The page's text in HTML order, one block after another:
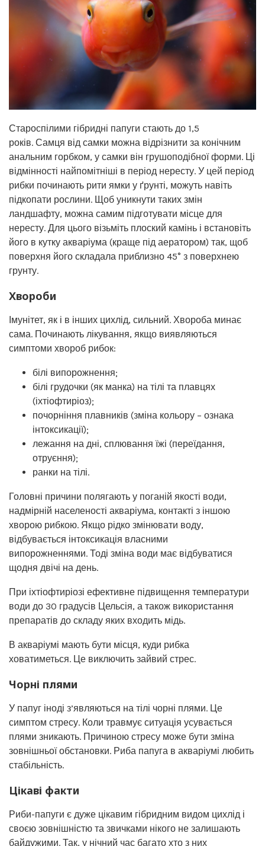
Староспілими гібридні папуги стають до 1,5
років. Самця від самки можна відрізнити за конічним
анальним горбком, у самки він грушоподібної форми. Ці
відмінності найпомітніші в період нересту. У цей період
рибки починають рити ямки у ґрунті, можуть навіть
підкопати рослини. Щоб уникнути таких змін
ландшафту, можна самим підготувати місце для
нересту. Для цього візьміть плоский камінь і встановіть
його в кутку акваріума (краще під аератором) так, щоб
поверхня його складала приблизно 45° з поверхнею
грунту.
Хвороби
Імунітет, як і в інших цихлід, сильний. Хвороба минає
сама. Починають лікування, якщо виявляються
симптоми хвороб рибок:
білі випорожнення;
білі грудочки (як манка) на тілі та плавцях
(іхтіофтиріоз);
почорніння плавників (зміна кольору – ознака
інтоксикації);
лежання на дні, сплювання їжі (переїдання,
отруєння);
ранки на тілі.
Головні причини полягають у поганій якості води,
надмірній населеності акваріума, контакті з іншою
хворою рибкою. Якщо рідко змінювати воду,
відбувається інтоксикація власними
випорожненнями. Тоді зміна води має відбуватися
щодня двічі на день.
При іхтіофтиріозі ефективне підвищення температури
води до 30 градусів Цельсія, а також використання
препаратів до складу яких входить мідь.
В акваріумі мають бути місця, куди рибка
ховатиметься. Це виключить зайвий стрес.
Чорні плями
У папуг іноді з’являються на тілі чорні плями. Це
симптом стресу. Коли травмує ситуація усувається
плями зникають. Причиною стресу може бути зміна
зовнішньої обстановки. Риба папуга в акваріумі любить
стабільність.
Цікаві факти
Риби-папуги є дуже цікавим гібридним видом цихлід і
своєю зовнішністю та звичками нікого не залишають
байдужими. Так, у нічний час багато хто з них